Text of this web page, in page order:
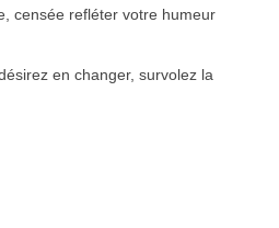
censée refléter votre humeur
en changer, survolez la